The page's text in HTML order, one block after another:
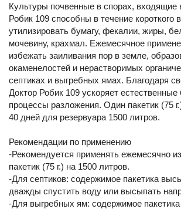
Культуры почвенные в спорах, входящие
Робик 109 способны в течение короткого
утилизировать бумагу, фекалии, жиры,
мочевину, крахмал. Ежемесячное
избежать заиливания пор в земле,
окаменелостей и нерастворимых
септиках и выгребных ямах. Благодаря
Доктор Робик 109 ускоряет естественные
процессы разложения. Один пакетик (75
40 дней для резервуара 1500 литров.
Рекомендации по применению
-Рекомендуется применять ежемесячно
пакетик (75 г.) на 1500 литров.
-Для септиков: содержимое пакетика
дважды спустить воду или высыпать
-Для выгребных ям: содержимое пакетика